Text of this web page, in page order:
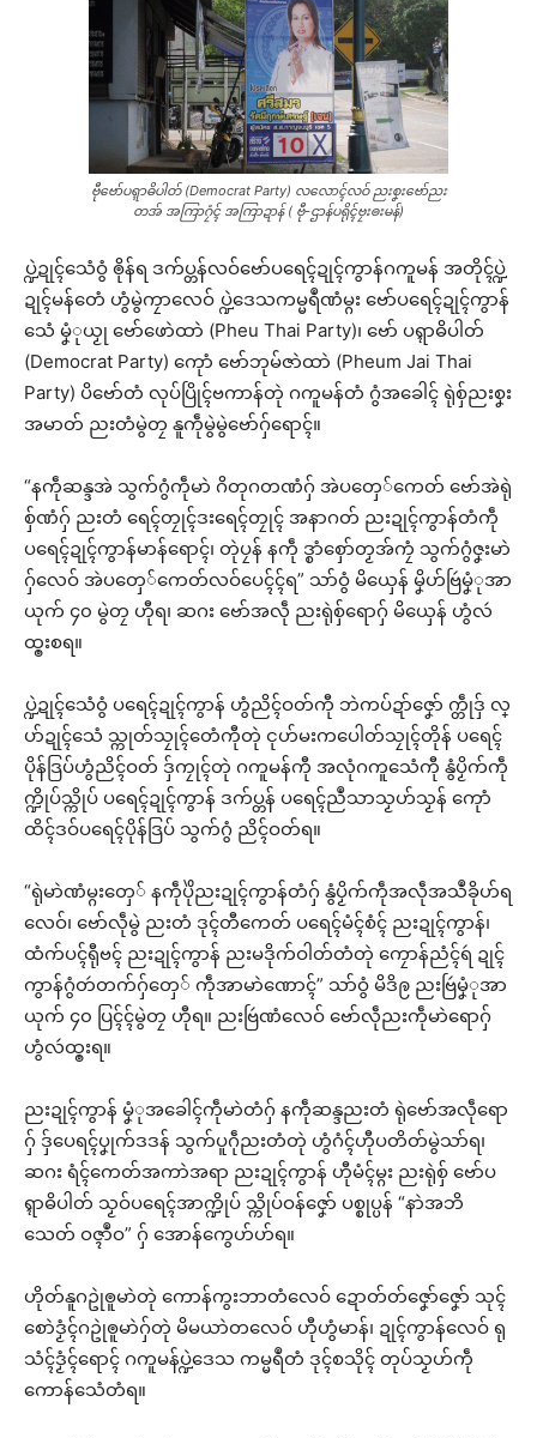
ဗီုဗော်ပရ္ၚာဓိပါတ် (Democrat Party) လလောၚ်လဝ် ညးစၞးဗော်ညး
တအ် အကြာဂၠံၚ် အကြာဍာန် ( ဗီု-ဌာန်ပရိုၚ်ဗၠးၜးမန်)
ပ္ဍဲဍုၚ်သေံဝွံ ၜိုန်ရ ဒက်ပ္တန်လဝ်ဗော်ပရေၚ်ဍုၚ်ကွာန်ဂကူမန် အတိုၚ်ပ္ဍဲ
ဍုၚ်မန်တေံ ဟွံမွဲကၠာလေဝ် ပ္ဍဲဒေသကမ္မရဳဏံမ္ဂး ဗော်ပရေၚ်ဍုၚ်ကွာန်
သေံ မၞံုယၟု ဗော်ဖောဲထာဲ (Pheu Thai Party)၊ ဗော် ပရ္ၚာဓိပါတ်
(Democrat Party) ကေုာံ ဗော်ဘုမ်ဇာဲထာဲ (Pheum Jai Thai
Party) ပိဗော်တံ လုပ်ပြိုၚ်ဗကာန်တုဲ ဂကူမန်တံ ဂွံအခေါၚ် ရုဲစှ်ညးစၞး
အမာတ် ညးတံမွဲတၠ နူကဵုမွဲမွဲဗော်ဂှ်ရောၚ်။
“နကဵုဆန္ဒအဲ သွက်ဂွံကဵုမာဲ ဂိတုဂတဏံဂှ် အဲပတှေ်ကေတ် ဗော်အဲရုဲ
စှ်ဏံဂှ် ညးတံ ရေၚ်တၠုၚ်ဒးရေၚ်တၠုၚ် အနာဂတ် ညးဍုၚ်ကွာန်တံကဵု
ပရေၚ်ဍုၚ်ကွာန်မာန်ရောၚ်၊ တုဲပၠန် နကဵု ဒ္စာံစှော်တၟအ်ကၠံ သွက်ဂွံဇၞးမာဲ
ဂှ်လေဝ် အဲပတှေ်ကေတ်လဝ်ပေၚ်ၚ်ရ” သာ်ဝွံ မိယှေန် မၞိဟ်ဗြဴမၞံုအာ
ယုက် ၄၀ မွဲတၠ ဟီုရ၊ ဆဂး ဗော်အလဵု ညးရုဲစှ်ရောဂှ် မိယှေန် ဟွံလဴ
ထ္ၜးစရ။
ပ္ဍဲဍုၚ်သေံဝွံ ပရေၚ်ဍုၚ်ကွာန် ဟွံညိၚ်ဝတ်ကီု ဘဲကပ်ဍာ်ဇၞော် က္တဵုဒှ် လ္
ပာ်ဍုၚ်သေံ သ္ကုတ်သၠုၚ်တေံကီုတုဲ ၚုဟ်မးကပေါတ်သၠုၚ်တိုန် ပရေၚ်
ပိုန်ဒြပ်ဟွံညိၚ်ဝတ် ဒှ်ကၠုၚ်တုဲ ဂကူမန်ကီု အလုံဂကူသေံကီု နွံပၟိက်ကဵု
က္ဍိုပ်သ္ကိုပ် ပရေၚ်ဍုၚ်ကွာန် ဒက်ပ္တန် ပရေၚ်ညဳသာသၟဟ်သၟန် ကေုာံ
ထိၚ်ဒဝ်ပရေၚ်ပိုန်ဒြပ် သွက်ဂွံ ညိၚ်ဝတ်ရ။
“ရုဲမာဲဏံမ္ဂးတှေ် နကဵုပိုဲညးဍုၚ်ကွာန်တံဂှ် နွံပၟိက်ကဵုအလဵုအသဳခိုဟ်ရ
လေဝ်၊ ဗော်လဵုမွဲ ညးတံ ဒုၚ်တီကေတ် ပရေၚ်မံၚ်စံၚ် ညးဍုၚ်ကွာန်၊
ထံက်ပၚ်ရီုဗၚ် ညးဍုၚ်ကွာန် ညးမဒိုက်ဝါတ်တံတုဲ ကၠောန်ညံၚ်ရဴ ဍုၚ်
ကွာန်ဂွံတဴတက်ဂှ်တှေ် ကဵုအာမာဲဏောၚ်” သာ်ဝွံ မိဒိဨ ညးဗြဴမၞံုအာ
ယုက် ၄၀ ပြၚ်ၚ်မွဲတၠ ဟီုရ။ ညးဗြဴဏံလေဝ် ဗော်လဵုညးကဵုမာဲရောဂှ်
ဟွံလဴထ္ၜးရ။
ညးဍုၚ်ကွာန် မၞံုအခေါၚ်ကဵုမာဲတံဂှ် နကဵုဆန္ဒညးတံ ရုဲဗော်အလဵုရော
ဂှ် ဒှ်ပေရၚ်ပၞုက်ဒဒန် သွက်ပူဂဵုညးတံတုဲ ဟွံဂံၚ်ဟီုပတိတ်မွဲသာ်ရ၊
ဆဂး ရံၚ်ကေတ်အကာဲအရာ ညးဍုၚ်ကွာန် ဟီုမံၚ်မ္ဂး ညးရုဲစှ် ဗော်ပ
ရ္ၚာဓိပါတ် သၟဝ်ပရေၚ်အာက္ဍိုပ် သ္ကိုပ်ဝန်ဇၞော် ပစ္စုပ္ပန် “နာဲအဘိ
သေတ် ဝဇ္ၚာဳဝ” ဂှ် အောန်ကွေဟ်ဟ်ရ။
ဟိုတ်နူဂဥုဲၜူမာဲတုဲ ကောန်ကွးဘာတံလေဝ် ဍောတ်တ်ဇၞော်ဇၞော် သုၚ်
စောဲဒၟံၚ်ဂဥုဲၜူမာဲဂှ်တုဲ မိမယာဲတလေဝ် ဟီုဟွံမာန်၊ ဍုၚ်ကွာန်လေဝ် ရု
သံၚ်ဒၟံၚ်ရောၚ် ဂကူမန်ပ္ဍဲဒေသ ကမ္မရဳတံ ဒုၚ်စသိုၚ် တုပ်သၟဟ်ကဵု
ကောန်သေံတံရ။